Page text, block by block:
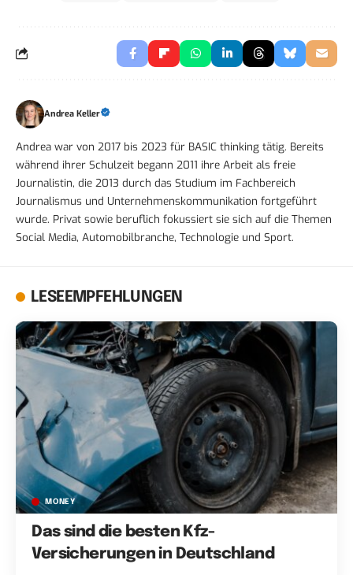
Andrea Keller
Andrea war von 2017 bis 2023 für BASIC thinking tätig. Bereits
während ihrer Schulzeit begann 2011 ihre Arbeit als freie
Journalistin, die 2013 durch das Studium im Fachbereich
Journalismus und Unternehmenskommunikation fortgeführt
wurde. Privat sowie beruflich fokussiert sie sich auf die Themen
Social Media, Automobilbranche, Technologie und Sport.
LESEEMPFEHLUNGEN
MONEY
Das sind die besten Kfz-
Versicherungen in Deutschland